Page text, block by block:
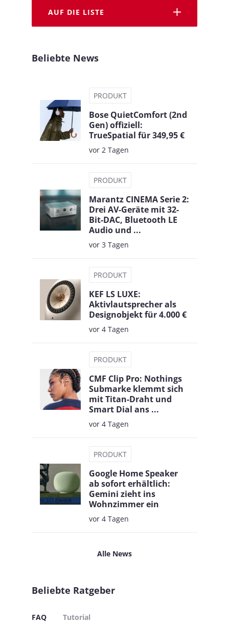
AUF DIE LISTE
Beliebte News
PRODUKT
Bose QuietComfort (2nd
Gen) offiziell:
TrueSpatial für 349,95 €
vor 2 Tagen
PRODUKT
Marantz CINEMA Serie 2:
Drei AV-Geräte mit 32-
Bit-DAC, Bluetooth LE
Audio und ...
vor 3 Tagen
PRODUKT
KEF LS LUXE:
Aktivlautsprecher als
Designobjekt für 4.000 €
vor 4 Tagen
PRODUKT
CMF Clip Pro: Nothings
Submarke klemmt sich
mit Titan-Draht und
Smart Dial ans ...
vor 4 Tagen
PRODUKT
Google Home Speaker
ab sofort erhältlich:
Gemini zieht ins
Wohnzimmer ein
vor 4 Tagen
Alle News
Beliebte Ratgeber
FAQ Tutorial